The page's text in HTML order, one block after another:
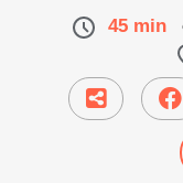
45 min